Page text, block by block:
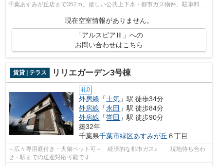
千葉あすみが丘店まで352ｍ。嬉しい公共上下水・都市ガス物件。駐車料金
はフリーとなっていますので、是非ご利...
現在空室情報がありません。
「アルスピアⅢ」への
お問い合わせはこちら
賃貸 | テラス リリエガーデン3号棟
礼0
外房線 「土気 」駅 徒歩34分
外房線 「永田 」駅 徒歩84分
外房線 「誉田 」駅 徒歩90分
築32年
千葉県千葉市緑区あすみが丘 ６丁目
～広々専用庭付き・犬猫ペット可～ 経済的な都市ガス♪ 現地待ち合わ
せ・駅までの送迎対応可能です